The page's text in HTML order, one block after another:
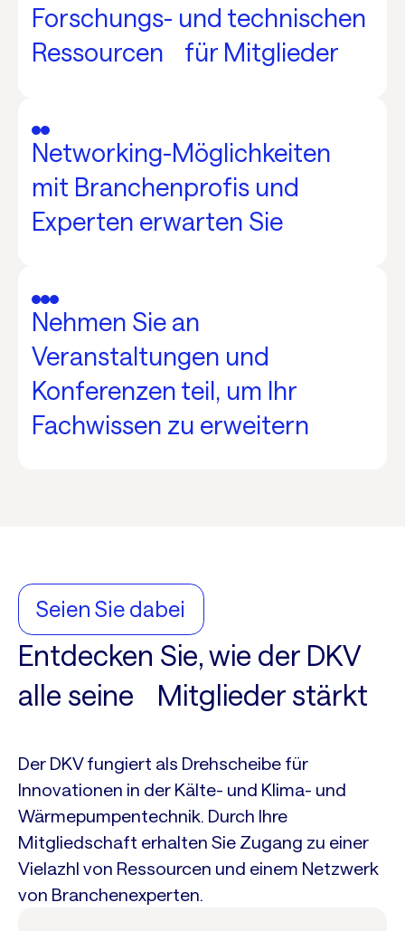
Forschungs- und technischen
Ressourcen für Mitglieder
Networking-Möglichkeiten
mit Branchenprofis und
Experten erwarten Sie
Nehmen Sie an
Veranstaltungen und
Konferenzen teil, um Ihr
Fachwissen zu erweitern
Seien Sie dabei
Entdecken Sie, wie der DKV
alle seine Mitglieder stärkt
Der DKV fungiert als Drehscheibe für
Innovationen in der Kälte- und Klima- und
Wärmepumpentechnik. Durch Ihre
Mitgliedschaft erhalten Sie Zugang zu einer
Vielazhl von Ressourcen und einem Netzwerk
von Branchenexperten.